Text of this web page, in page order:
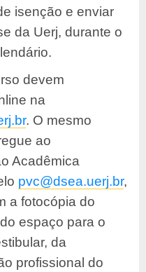
isenção e enviar
da Uerj, durante o
devem
na
. O mesmo
ao
Acadêmica
pvc@dsea.uerj.br,
a fotocópia do
espaço para o
da
profissional do